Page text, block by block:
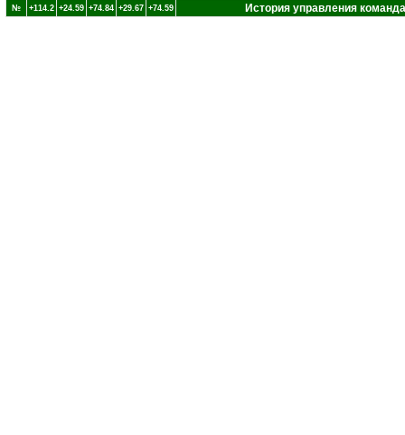
№ +114.2 +24.59 +74.84 +29.67 +74.59 История управления